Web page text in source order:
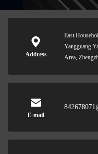
Address
East
Yangguang
Area,
E-mail